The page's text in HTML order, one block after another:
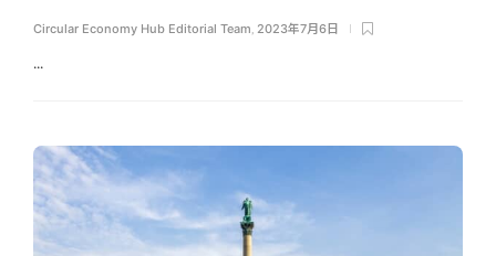
Circular Economy Hub Editorial Team, 2023年7月6日
...